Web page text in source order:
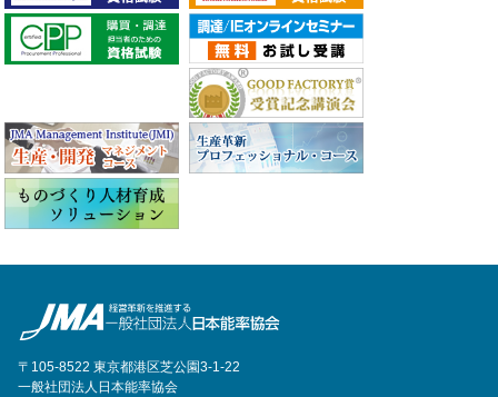
〒105-8522 東京都港区芝公園3-1-22
一般社団法人日本能率協会